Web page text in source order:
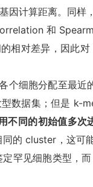
因计算距离。同样
和
的相对差异，因此
个细胞分配至最近
数据集；但是 k-
不同的初始值多
的 cluster，这可
定罕见细胞类型，而